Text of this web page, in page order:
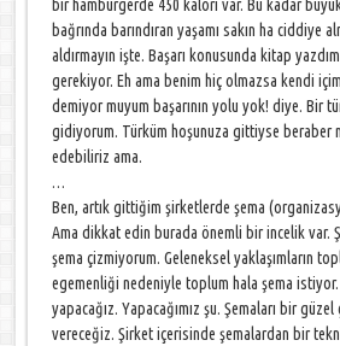
bir hamburgerde 450 kalori var. Bu kadar
bağrında barındıran yaşamı sakın ha ciddiye
aldırmayın işte. Başarı konusunda kitap
gerekiyor. Eh ama benim hiç olmazsa kendi
demiyor muyum başarının yolu yok! diye. Bir
gidiyorum. Türküm hoşunuza gittiyse beraber
edebiliriz ama.
…
Ben, artık gittiğim şirketlerde şema
Ama dikkat edin burada önemli bir incelik var.
şema çizmiyorum. Geleneksel yaklaşımların
egemenliği nedeniyle toplum hala şema
yapacağız. Yapacağımız şu. Şemaları bir
vereceğiz. Şirket içerisinde şemalardan bir